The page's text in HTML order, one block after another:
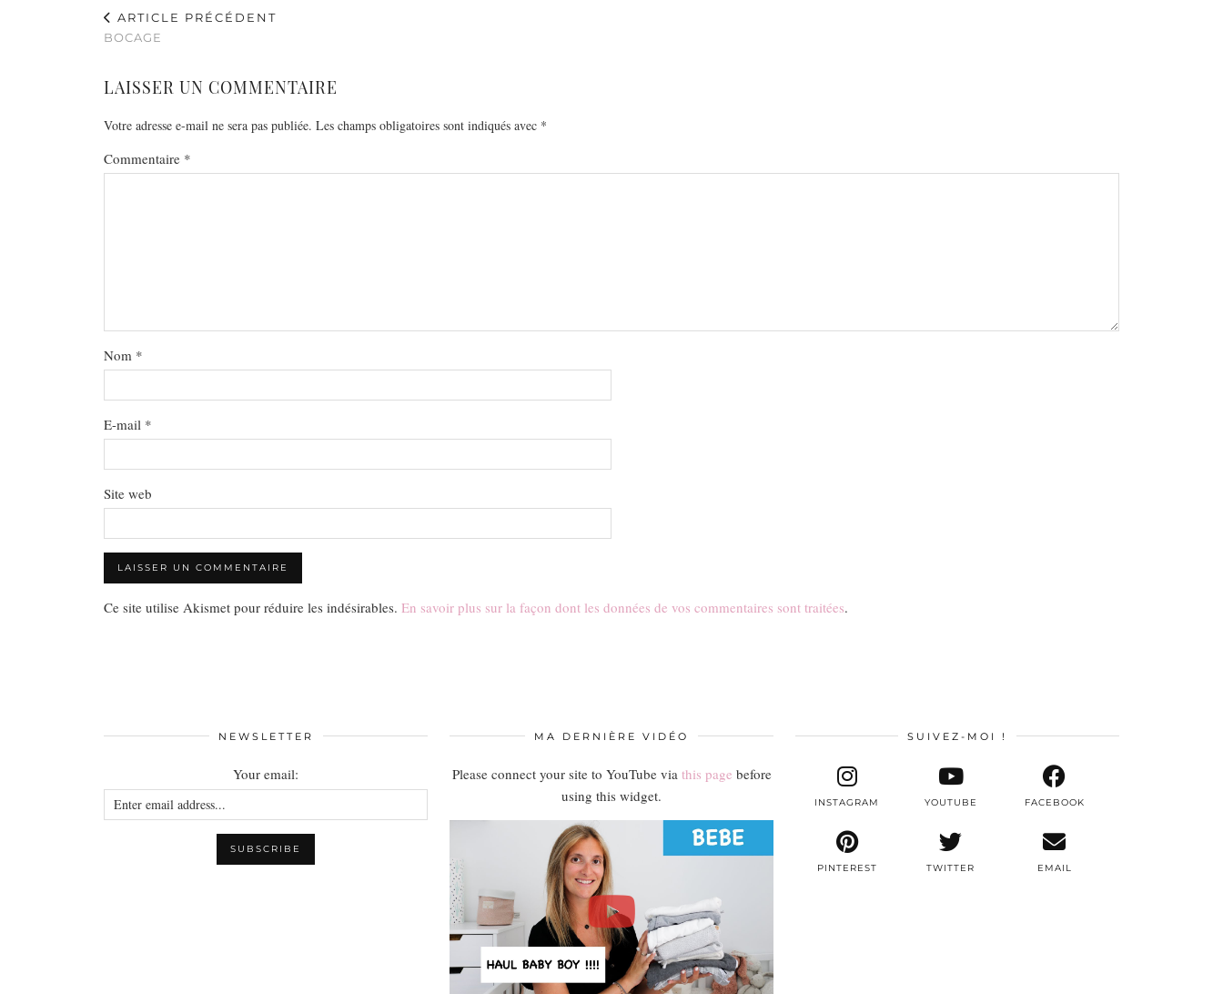
ARTICLE PRÉCÉDENT
BOCAGE
LAISSER UN COMMENTAIRE
Votre adresse e-mail ne sera pas publiée. Les champs obligatoires sont indiqués avec *
Commentaire *
Nom *
E-mail *
Site web
Ce site utilise Akismet pour réduire les indésirables. En savoir plus sur la façon dont les données de vos commentaires sont traitées.
NEWSLETTER
Your email:
MA DERNIÈRE VIDÉO
Please connect your site to YouTube via this page before
using this widget.
SUIVEZ-MOI !
TWITTER
INSTAGRAM FACEBOOK
PINTEREST
YOUTUBE
EMAIL